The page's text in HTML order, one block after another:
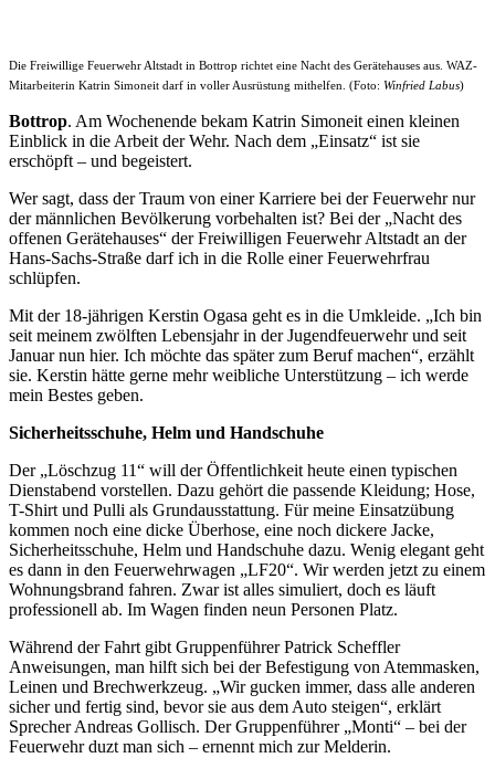
Die Freiwillige Feuerwehr Altstadt in Bottrop richtet eine Nacht des Gerätehauses aus. WAZ-
Mitarbeiterin Katrin Simoneit darf in voller Ausrüstung mithelfen. (Foto: Winfried Labus)
Bottrop. Am Wochenende bekam Katrin Simoneit einen kleinen
Einblick in die Arbeit der Wehr. Nach dem „Einsatz“ ist sie
erschöpft – und begeistert.
Wer sagt, dass der Traum von einer Karriere bei der Feuerwehr nur
der männlichen Bevölkerung vorbehalten ist? Bei der „Nacht des
offenen Gerätehauses“ der Freiwilligen Feuerwehr Altstadt an der
Hans-Sachs-Straße darf ich in die Rolle einer Feuerwehrfrau
schlüpfen.
Mit der 18-jährigen Kerstin Ogasa geht es in die Umkleide. „Ich bin
seit meinem zwölften Lebensjahr in der Jugendfeuerwehr und seit
Januar nun hier. Ich möchte das später zum Beruf machen“, erzählt
sie. Kerstin hätte gerne mehr weibliche Unterstützung – ich werde
mein Bestes geben.
Sicherheitsschuhe, Helm und Handschuhe
Der „Löschzug 11“ will der Öffentlichkeit heute einen typischen
Dienstabend vorstellen. Dazu gehört die passende Kleidung; Hose,
T-Shirt und Pulli als Grundausstattung. Für meine Einsatzübung
kommen noch eine dicke Überhose, eine noch dickere Jacke,
Sicherheitsschuhe, Helm und Handschuhe dazu. Wenig elegant geht
es dann in den Feuerwehrwagen „LF20“. Wir werden jetzt zu einem
Wohnungsbrand fahren. Zwar ist alles simuliert, doch es läuft
professionell ab. Im Wagen finden neun Personen Platz.
Während der Fahrt gibt Gruppenführer Patrick Scheffler
Anweisungen, man hilft sich bei der Befestigung von Atemmasken,
Leinen und Brechwerkzeug. „Wir gucken immer, dass alle anderen
sicher und fertig sind, bevor sie aus dem Auto steigen“, erklärt
Sprecher Andreas Gollisch. Der Gruppenführer „Monti“ – bei der
Feuerwehr duzt man sich – ernennt mich zur Melderin.